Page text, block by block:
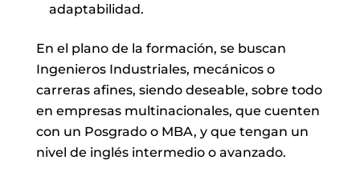
adaptabilidad.
En el plano de la formación, se buscan
Ingenieros Industriales, mecánicos o
carreras afines, siendo deseable, sobre todo
en empresas multinacionales, que cuenten
con un Posgrado o MBA, y que tengan un
nivel de inglés intermedio o avanzado.